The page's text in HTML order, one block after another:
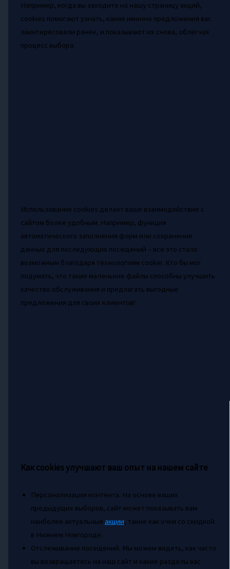
Например, когда вы заходите на нашу страницу акций,
cookies помогают узнать, какие именно предложения вас
заинтересовали ранее, и показывают их снова, облегчая
процесс выбора.
Использование cookies делает ваше взаимодействие с
сайтом более удобным. Например, функция
автоматического заполнения форм или сохранение
данных для последующих посещений – все это стало
возможным благодаря технологиям cookie. Кто бы мог
подумать, что такие маленькие файлы способны улучшить
качество обслуживания и предлагать выгодные
предложения для своих клиентов!
Как cookies улучшают ваш опыт на нашем сайте
Персонализация контента. На основе ваших
предыдущих выборов, сайт может показывать вам
наиболее актуальные акции, такие как очки со скидкой
в Нижнем Новгороде.
Отслеживание посещений. Мы можем видеть, как часто
вы возвращаетесь на наш сайт и какие разделы вас